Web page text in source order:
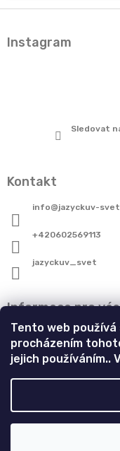
Tento web používá
procházením
jejich používáním..
Instagram
Sledovat
Kontakt
info@jazyckuv-
+420602569113
jazyckuv_svet
Informace pro vás
Informace pro zákazníky
Obchodní podmínky
Podmínky ochrany
Reklamace